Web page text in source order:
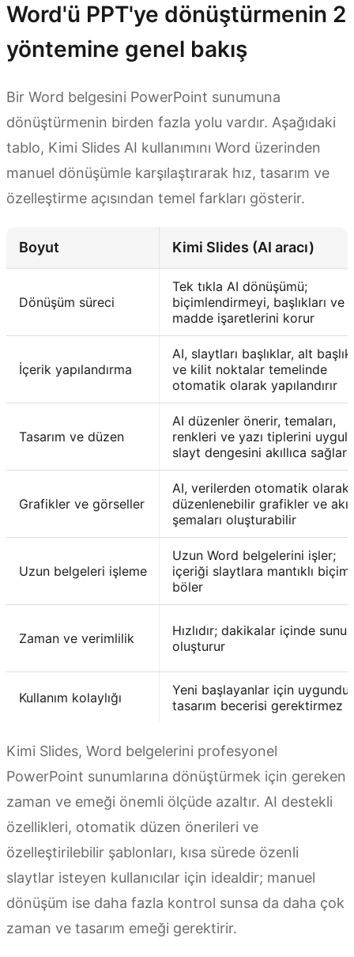
Word'ü PPT'ye dönüştürmenin 2
yöntemine genel bakış
Bir Word belgesini PowerPoint sunumuna
dönüştürmenin birden fazla yolu vardır. Aşağıdaki
tablo, Kimi Slides AI kullanımını Word üzerinden
manuel dönüşümle karşılaştırarak hız, tasarım ve
özelleştirme açısından temel farkları gösterir.
Boyut Kimi Slides (AI aracı)
Dönüşüm süreci
Tek tıkla AI dönüşümü;
biçimlendirmeyi, başlıkları ve
madde işaretlerini korur
İçerik yapılandırma
AI, slaytları başlıklar, alt
ve kilit noktalar temelinde
otomatik olarak yapılandırır
Tasarım ve düzen
AI düzenler önerir, temaları,
renkleri ve yazı tiplerini
slayt dengesini akıllıca sağlar
Grafikler ve görseller
AI, verilerden otomatik olarak
düzenlenebilir grafikler ve akış
şemaları oluşturabilir
Uzun belgeleri işleme
Uzun Word belgelerini işler;
içeriği slaytlara mantıklı
böler
Zaman ve verimlilik
Hızlıdır; dakikalar içinde
oluşturur
Kullanım kolaylığı
Yeni başlayanlar için
tasarım becerisi gerektirmez
Kimi Slides, Word belgelerini profesyonel
PowerPoint sunumlarına dönüştürmek için gereken
zaman ve emeği önemli ölçüde azaltır. AI destekli
özellikleri, otomatik düzen önerileri ve
özelleştirilebilir şablonları, kısa sürede özenli
slaytlar isteyen kullanıcılar için idealdir; manuel
dönüşüm ise daha fazla kontrol sunsa da daha çok
zaman ve tasarım emeği gerektirir.